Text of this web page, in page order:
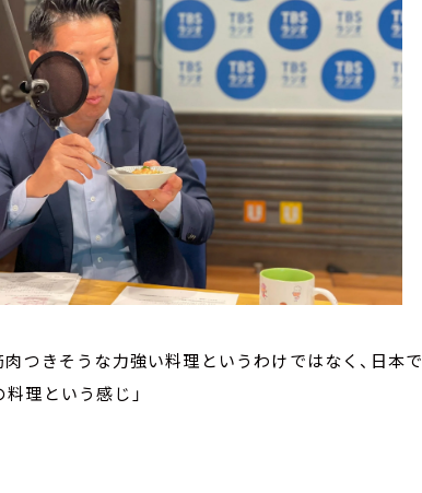
肉つきそうな力強い料理というわけではなく、日本
理という感じ」